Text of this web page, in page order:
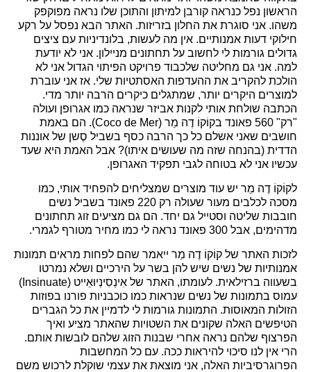
הראשון נפל כנראה קורבן למיתון והתוכן שלו נראה מפוקפק
משהו. אני סוגרת את החלון בזריזות. האתר הבא נפסל על רקע
חילוקי דעות אמנותיים. אין מה לעשות, בלונדיניות עם ציצים
גדולים גורמות לי לחשוב על תחתונים מניילון. אני לא יודעת
למה. אני גם מחליטה שלכבוד פרויקט הפיתוי הגדול אני לא
הולכת להקריב את ההעדפות האסתטיות שלי. אז אני עוברת
למוצרים היקרים יותר, שמתגלים כיקרים הרבה יותר מדי.
הכתבה שולחת אותי לקנות אביזר שנראה כמו אגרופן ועולה
"רק" 560 פאונד בקוֹקוֹ דֶה מֵר (
Coco de Mer). הם באמת
חושבים שאני אשלם כל כך הרבה כסף בשביל סֶשן של אוננות
הדדית (בהנחה שזה מה שעושים איתו)? אבל האמת היא שעד
עכשיו אני לא בטוחה לגבי תפקיד האגרופן.
לקוֹקוֹ דֶה מֵר יש עוד מוצרים שמצליחים להפחיד אותי, כמו
מסכה לכלבים מעור שעולה רק 220 פאונד בשביל נשים
חובבות שליטה וסטייל גם יחד. הם גם מציעים זוג תחתונים
מדהימים, אבל 300 פאונד נראה לי כמו מחיר מטורף לגמרי.
לזכות האתר של קוֹקוֹ דֶה מֵר ייאמר שהם לפחות מראים תמונות
אמנותיות של נשים שיש להן בשר על הירכיים ושלא נמרטו
בשעווה ברזילאית. לעומתו, האתר של אִינְסִינְיוּאֵייט (Insinuate
)
עמוס בתמונות של נשים שנראות כמו כוכבניות פורנו בפוזות
הזולות המאוסות. התמונות גורמות לי לדמיין את כל הגברים
הטיפשים האלה שקונים את השטויות שהאתר מציע ואיך
הפרצוף שלהם נראה אחרי שבנות הזוג שלהם לובשות אותם.
הרי אין לנו סיכוי להיראות ככה. עם כל המחשבות
הפרוגרסיביות האלה, אני מוצאת את עצמי שוקלת לרכוש משם